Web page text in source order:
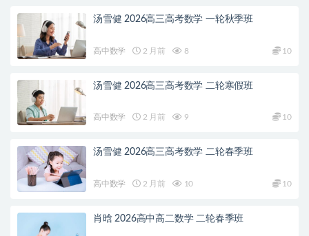
汤雪健 2026高三高考数学 一轮秋季班
高中数学 2 月前 8 10
汤雪健 2026高三高考数学 二轮寒假班
高中数学 2 月前 9 10
汤雪健 2026高三高考数学 二轮春季班
高中数学 2 月前 10 10
肖晗 2026高中高二数学 二轮春季班